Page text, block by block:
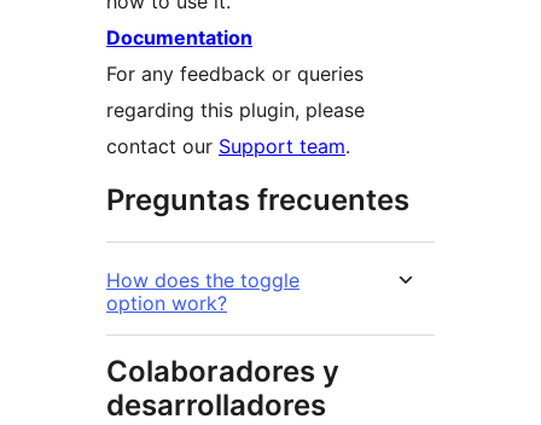
Documentation
For any feedback or queries
regarding this plugin, please
contact our Support team.
Preguntas frecuentes
How does the toggle
option work?
Colaboradores y
desarrolladores